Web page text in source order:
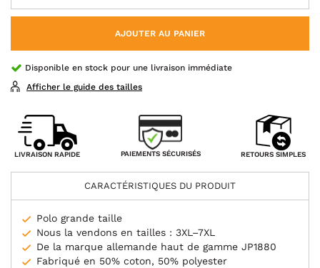
AJOUTER AU PANIER
Disponible en stock pour une livraison immédiate
Afficher le guide des tailles
LIVRAISON RAPIDE PAIEMENTS SÉCURISÉS RETOURS SIMPLES
CARACTÉRISTIQUES DU PRODUIT
Polo grande taille
Nous la vendons en tailles : 3XL–7XL
De la marque allemande haut de gamme JP1880
Fabriqué en 50% coton, 50% polyester